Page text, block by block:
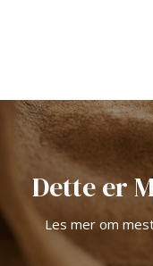
Dette er
Les mer om